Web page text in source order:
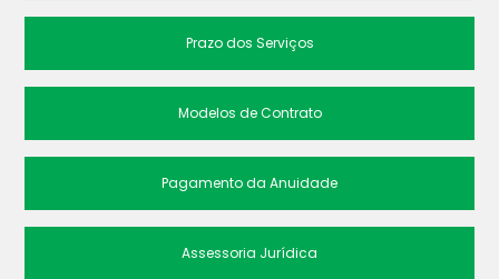
Prazo dos Serviços
Modelos de Contrato
Pagamento da Anuidade
Assessoria Jurídica